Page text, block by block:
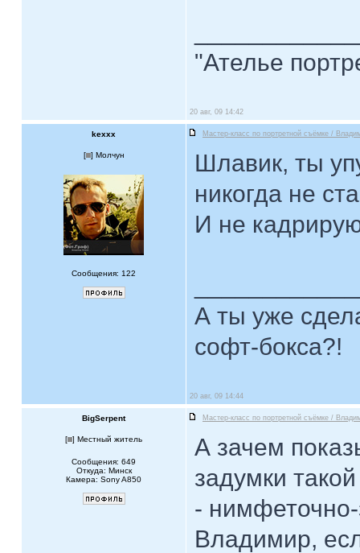
"Ателье
20 авг, 09 14:42
kexxx Мастер-класс по портретной съёмке /
[ ] Молчун
Сообщения: 122
Шлавик, ты
никогда не
И не
А ты уже
софт-бокса?!
20 авг, 09 14:44
BigSerpent Мастер-класс по портретной съёмке /
[ ] Местный житель
Сообщения: 649
Откуда: Минск
Камера: Sony A850
А зачем
задумки
-
Владимир,